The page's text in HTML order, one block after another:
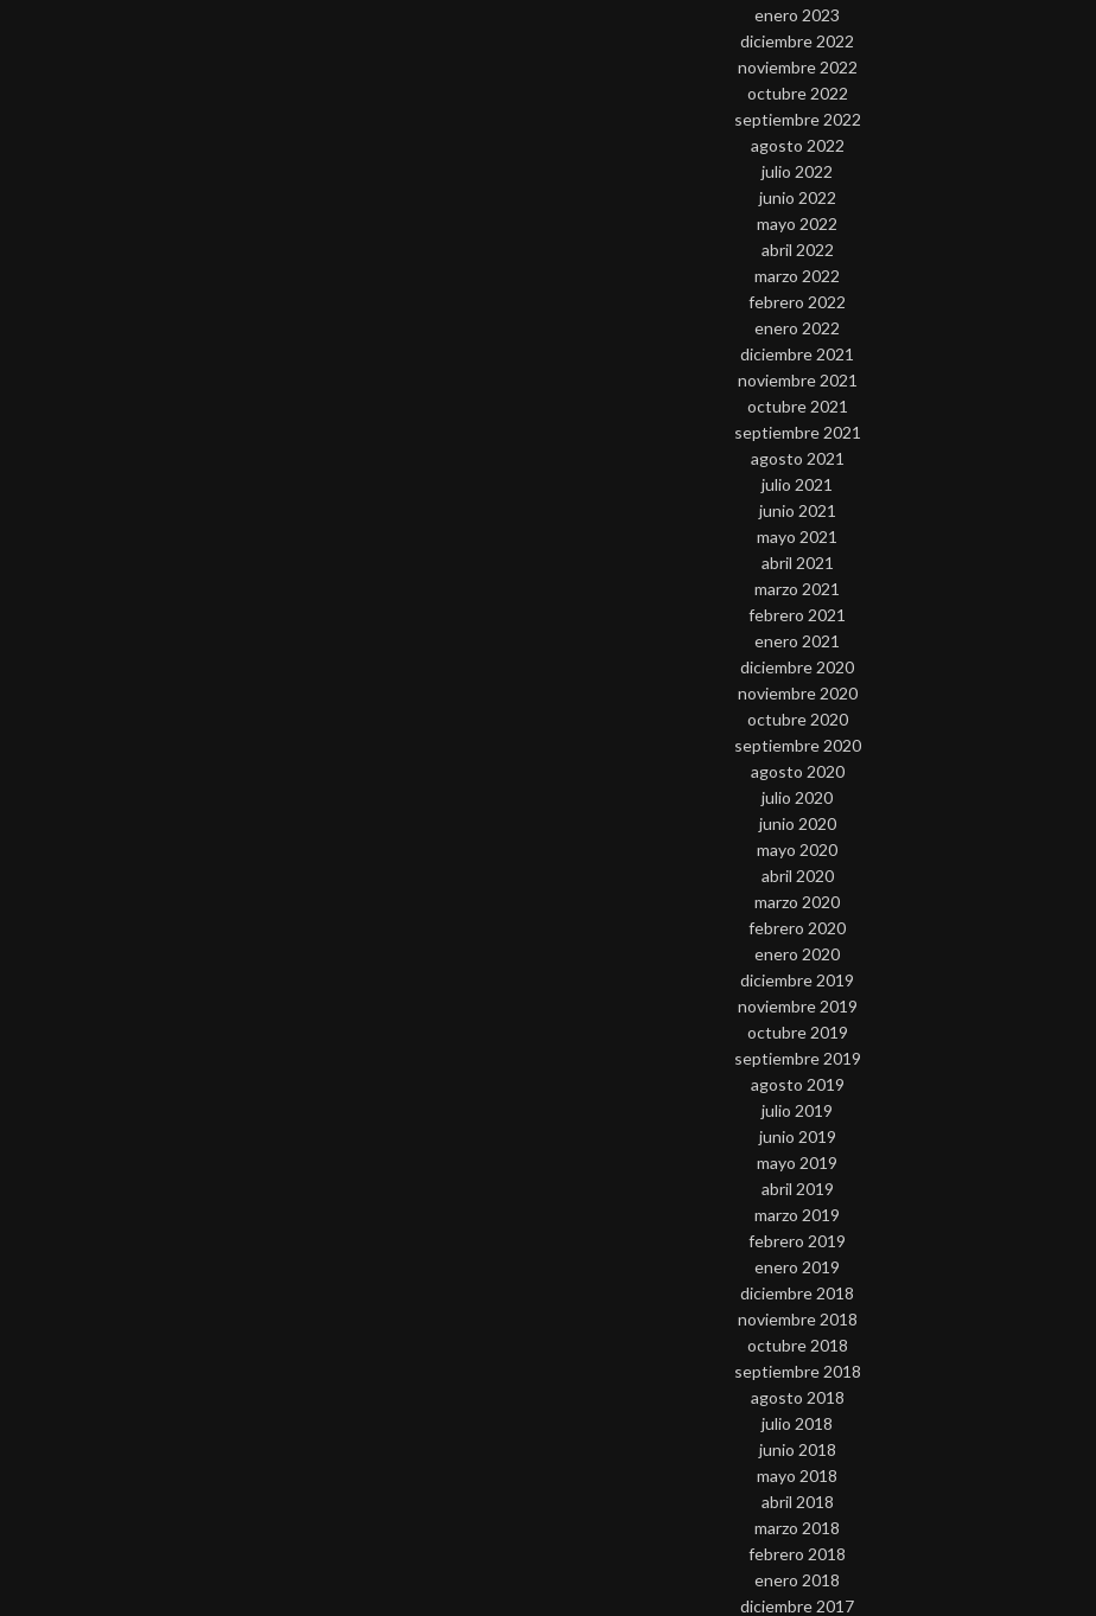
enero 2023
diciembre 2022
noviembre 2022
octubre 2022
septiembre 2022
agosto 2022
julio 2022
junio 2022
mayo 2022
abril 2022
marzo 2022
febrero 2022
enero 2022
diciembre 2021
noviembre 2021
octubre 2021
septiembre 2021
agosto 2021
julio 2021
junio 2021
mayo 2021
abril 2021
marzo 2021
febrero 2021
enero 2021
diciembre 2020
noviembre 2020
octubre 2020
septiembre 2020
agosto 2020
julio 2020
junio 2020
mayo 2020
abril 2020
marzo 2020
febrero 2020
enero 2020
diciembre 2019
noviembre 2019
octubre 2019
septiembre 2019
agosto 2019
julio 2019
junio 2019
mayo 2019
abril 2019
marzo 2019
febrero 2019
enero 2019
diciembre 2018
noviembre 2018
octubre 2018
septiembre 2018
agosto 2018
julio 2018
junio 2018
mayo 2018
abril 2018
marzo 2018
febrero 2018
enero 2018
diciembre 2017